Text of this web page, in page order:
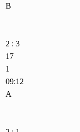
B
2 : 3
17
1
09:12
A